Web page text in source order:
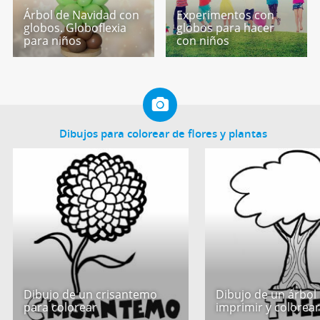
Árbol de Navidad con
globos. Globoflexia
para niños
Experimentos con
globos para hacer
con niños
Dibujos para colorear de flores y plantas
Dibujo de un crisantemo
para colorear
Dibujo de un árbol
imprimir y colorear